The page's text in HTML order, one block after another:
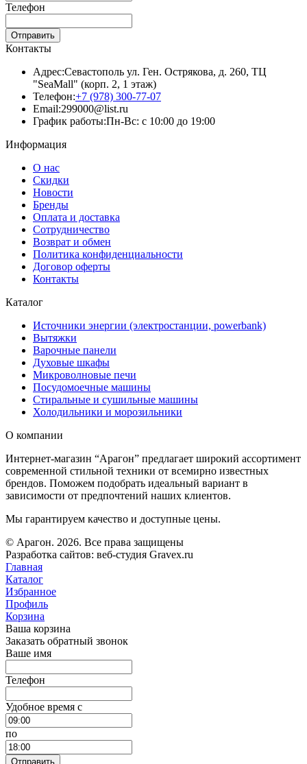
Телефон
Отправить
Контакты
Адрес:Севастополь ул. Ген. Острякова, д. 260, ТЦ
"SeaMall" (корп. 2, 1 этаж)
Телефон:+7 (978) 300-77-07
Email:299000@list.ru
График работы:Пн-Вс: с 10:00 до 19:00
Информация
О нас
Скидки
Новости
Бренды
Оплата и доставка
Сотрудничество
Возврат и обмен
Политика конфиденциальности
Договор оферты
Контакты
Каталог
Источники энергии (электростанции, powerbank)
Вытяжки
Варочные панели
Духовые шкафы
Микроволновые печи
Посудомоечные машины
Стиральные и сушильные машины
Холодильники и морозильники
О компании
Интернет-магазин “Арагон” предлагает широкий ассортимент
современной стильной техники от всемирно известных
брендов. Поможем подобрать идеальный вариант в
зависимости от предпочтений наших клиентов.
Мы гарантируем качество и доступные цены.
© Арагон. 2026. Все права защищены
Разработка сайтов: веб-студия Gravex.ru
Главная
Каталог
Избранное
Профиль
Корзина
Ваша корзина
Заказать обратный звонок
Ваше имя
Телефон
Удобное время c
по
Отправить